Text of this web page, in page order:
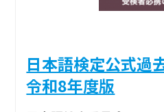
日本語検定公式
令和8年度版